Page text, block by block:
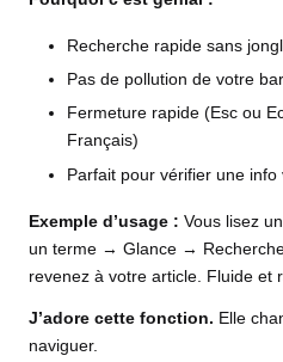
Recherche rapide sans
Pas de pollution de votre
Fermeture rapide (Esc ou
Français)
Parfait pour vérifier une info
Exemple d’usage : Vous lisez
un terme → Glance →
revenez à votre article. Fluide et
J’adore cette fonction. Elle
naviguer.